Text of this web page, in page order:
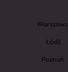
Warszawa
Łódź
Poznań